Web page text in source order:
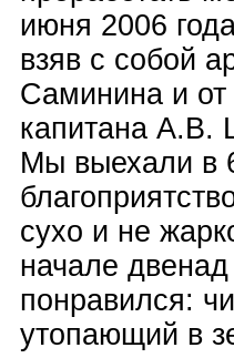
июня 2006
взяв с собой
Саминина и от
капитана А.В.
Мы выехали в
сухо и не
начале
понравился:
утопающий в